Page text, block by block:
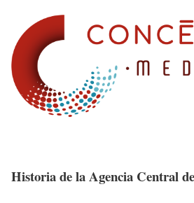
Historia de la Agencia Central